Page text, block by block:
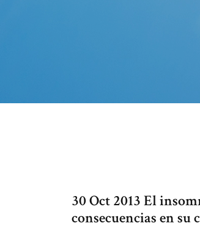
30 Oct 2013 El
consecuencias en